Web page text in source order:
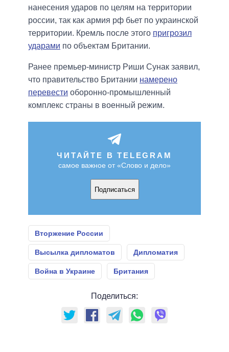
нанесения ударов по целям на территории
россии, так как армия рф бьет по украинской
территории. Кремль после этого пригрозил
ударами по объектам Британии.
Ранее премьер-министр Риши Сунак заявил,
что правительство Британии намерено
перевести оборонно-промышленный
комплекс страны в военный режим.
ЧИТАЙТЕ В TELEGRAM
самое важное от «Слово и дело»
Подписаться
Вторжение России
Высылка дипломатов Дипломатия
Война в Украине Британия
Поделиться: